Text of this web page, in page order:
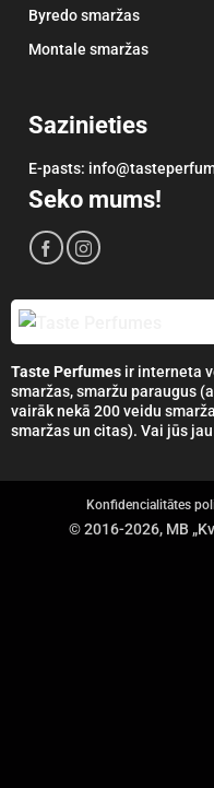
Byredo smaržas
Montale smaržas
Sazinieties
E-pasts:
Seko mums!
Taste Perfumesir interneta
smaržas, smaržu paraugus
vairāk nekā 200 veidu
smaržas un citas). Vai jūs
Konfidencialitātes
© 2016-2026, MB